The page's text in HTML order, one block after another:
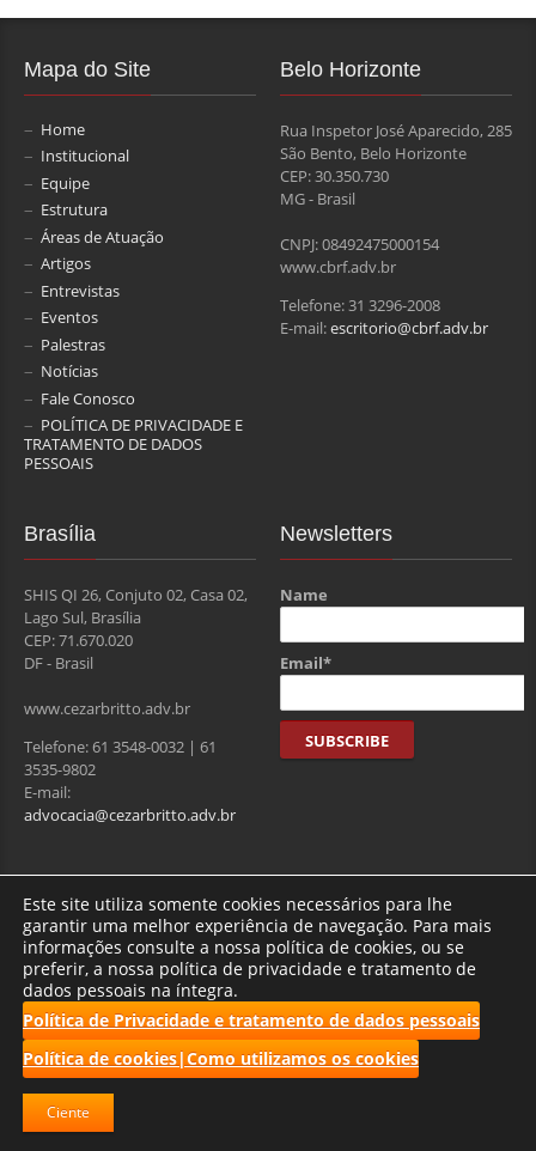
Mapa do Site
Home
Institucional
Equipe
Estrutura
Áreas de Atuação
Artigos
Entrevistas
Eventos
Palestras
Notícias
Fale Conosco
POLÍTICA DE PRIVACIDADE E
TRATAMENTO DE DADOS
PESSOAIS
Belo Horizonte
Rua Inspetor José Aparecido, 285
São Bento, Belo Horizonte
CEP: 30.350.730
MG - Brasil
CNPJ: 08492475000154
www.cbrf.adv.br
Telefone: 31 3296-2008
E-mail:escritorio@cbrf.adv.br
Brasília
SHIS QI 26, Conjuto 02, Casa 02,
Lago Sul, Brasília
CEP: 71.670.020
DF - Brasil
www.cezarbritto.adv.br
Telefone: 61 3548-0032 | 61
3535-9802
E-mail:
advocacia@cezarbritto.adv.br
Newsletters
Name
Email*
Total de usuários : 275526
2017 CBRF | Todos os direitos reservados.
Este site utiliza somente cookies necessários para lhe
garantir uma melhor experiência de navegação. Para mais
informações consulte a nossa política de cookies, ou se
preferir, a nossa política de privacidade e tratamento de
dados pessoais na íntegra.
Política de Privacidade e tratamento de dados pessoais
Política de cookies|Como utilizamos os cookies
Ciente